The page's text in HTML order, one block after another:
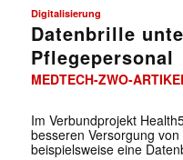
Digitalisierung
Datenbrille
Pflegepersonal
MEDTECH-ZWO-
Im Verbundprojekt
besseren Versorgung
beispielsweise eine